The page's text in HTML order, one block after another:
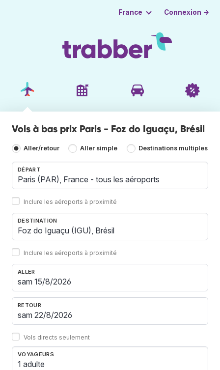
France Connexion →
Vols à bas prix Paris - Foz do Iguaçu, Brésil
Aller/retour Aller simple Destinations multiples
DÉPART
Inclure les aéroports à proximité
DESTINATION
Inclure les aéroports à proximité
ALLER
RETOUR
Vols directs seulement
VOYAGEURS
1 adulte